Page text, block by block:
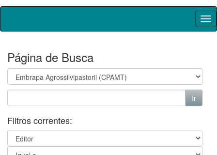
Skip
Página de Busca
Filtros correntes: